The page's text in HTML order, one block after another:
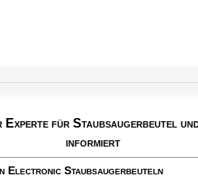
Experte für Staubsaugerbeutel
informiert
Electronic Staubsaugerbeuteln